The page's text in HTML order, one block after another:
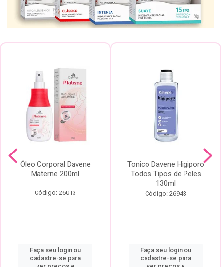
Óleo Corporal Davene
Materne 200ml
Código: 26013
Faça seu login ou
cadastre-se para
Tonico Davene Higiporo
Todos Tipos de Peles
130ml
Código: 26943
Faça seu login ou
cadastre-se para